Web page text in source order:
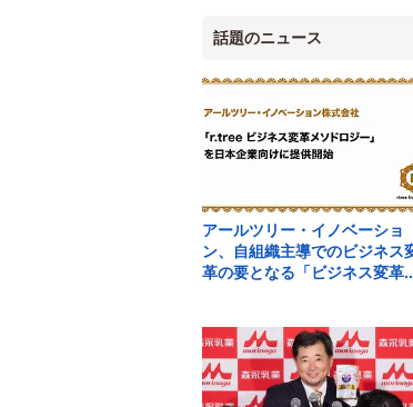
話題のニュース
アールツリー・イノベーショ
ン、自組織主導でのビジネス
革の要となる「ビジネス変革